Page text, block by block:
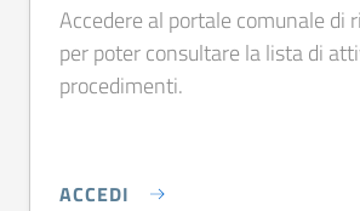
Accedere al portale comunale di
per poter consultare la lista di
procedimenti.
ACCEDI